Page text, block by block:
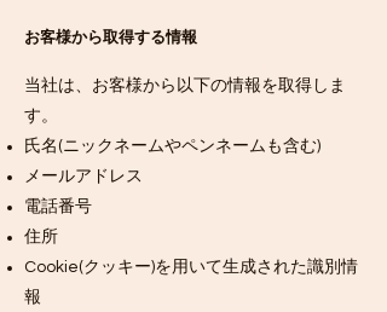
お客様から取得する情報
当社は、お客様から以下の情報を取得しま
す。
氏名(ニックネームやペンネームも含む)
メールアドレス
電話番号
住所
Cookie(クッキー)を用いて生成された識別情
報